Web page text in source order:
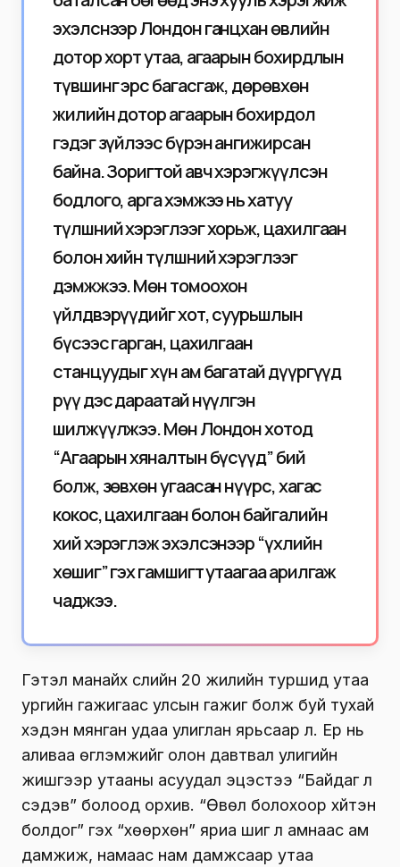
эхэлснээр Лондон ганцхан өвлийн
дотор хорт утаа, агаарын бохирдлын
түвшинг эрс багасгаж, дөрөвхөн
жилийн дотор агаарын бохирдол
гэдэг зүйлээс бүрэн ангижирсан
байна. Зоригтой авч хэрэгжүүлсэн
бодлого, арга хэмжээ нь хатуу
түлшний хэрэглээг хорьж, цахилгаан
болон хийн түлшний хэрэглээг
дэмжжээ. Мөн томоохон
үйлдвэрүүдийг хот, суурьшлын
бүсээс гарган, цахилгаан
станцуудыг хүн ам багатай дүүргүүд
рүү дэс дараатай нүүлгэн
шилжүүлжээ. Мөн Лондон хотод
“Агаарын хяналтын бүсүүд” бий
болж, зөвхөн угаасан нүүрс, хагас
кокос, цахилгаан болон байгалийн
хий хэрэглэж эхэлсэнээр “үхлийн
хөшиг” гэх гамшигт утаагаа арилгаж
чаджээ.
Гэтэл манайх сүүлийн 20 жилийн туршид утаа
ургийн гажигаас улсын гажиг болж буй тухай
хэдэн мянган удаа улиглан ярьсаар л. Ер нь
аливаа өгүүлэмжийг олон давтвал улигийн
жишгээр утааны асуудал эцэстээ “Байдаг л
сэдэв” болоод орхив. “Өвөл болохоор хүйтэн
болдог” гэх “хөөрхөн” яриа шиг л амнаас ам
дамжиж, намаас нам дамжсаар утаа